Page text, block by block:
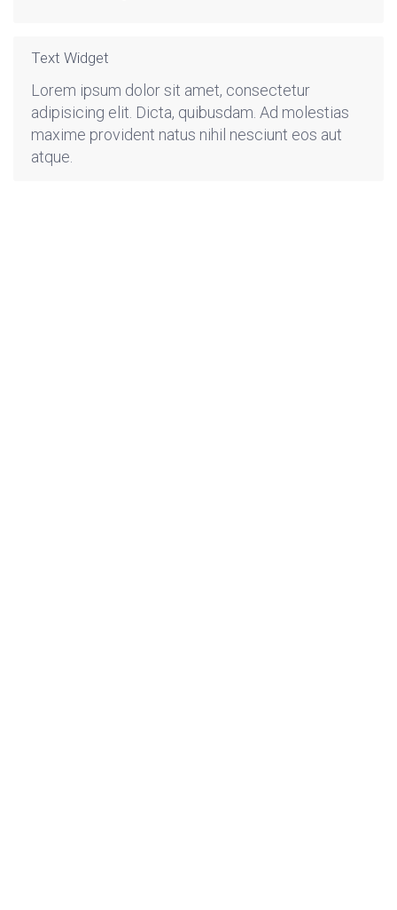
Text Widget
Lorem ipsum dolor sit amet, consectetur
adipisicing elit. Dicta, quibusdam. Ad molestias
maxime provident natus nihil nesciunt eos aut
atque.